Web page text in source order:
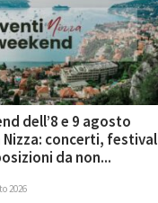
dell’8 e 9 agosto
Nizza: concerti, festival
da non...
2026